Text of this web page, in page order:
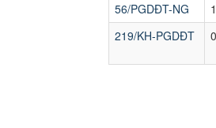
56/PGDĐT-NG
219/KH-PGDĐT